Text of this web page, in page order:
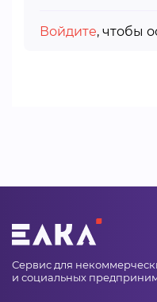
Войдите, чтобы
Сервис для
и социальных